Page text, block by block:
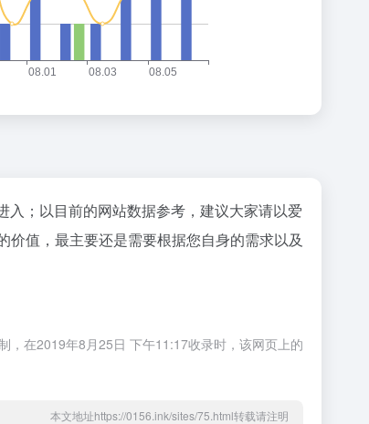
入；以目前的网站数据参考，建议大家请以爱
值，最主要还是需要根据您自身的需求以及
，在2019年8月25日 下午11:17收录时，该网页上的
本文地址https://0156.ink/sites/75.html转载请注明